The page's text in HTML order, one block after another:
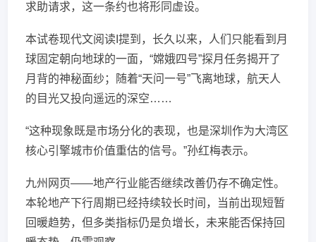
求助请求，这一条约也将形同虚设。
本试卷现代文阅读I提到，长久以来，人们只能看到月
球固定朝向地球的一面，“嫦娥四号”探月任务揭开了
月背的神秘面纱；随着“天问一号”飞离地球，航天人
的目光又投向遥远的深空……
“这种现象既是市场分化的表现，也是深圳作为大湾区
核心引擎城市价值重估的信号。”孙红梅表示。
九州网页——地产行业能否继续改善仍存不确定性。
本轮地产下行周期已经持续较长时间，当前出现短暂
回暖趋势，但多类指标仍是负增长，未来能否保持回